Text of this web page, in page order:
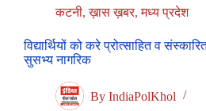
कटनी,ख़ास ख़बर,मध्य प्रदेश
विद्यार्थियों को करे प्रोत्साहित व
सुसभ्य नागरिक
By IndiaPolKhol